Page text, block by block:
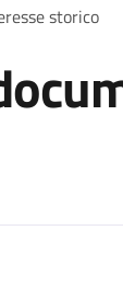
storico